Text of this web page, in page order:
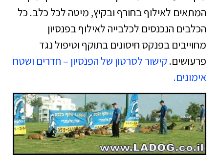
המתאים לאילוף בחורף ובקיץ, מיטה לכל כלב. כל
הכלבים הנכנסים לכלבייה לאילוף בפנסיון
מחוייבים בפנקס חיסונים בתוקף וטיפול נגד
פרעושים. קישור לסרטון של הפנסיון – חדרים ושטח
אימונים.